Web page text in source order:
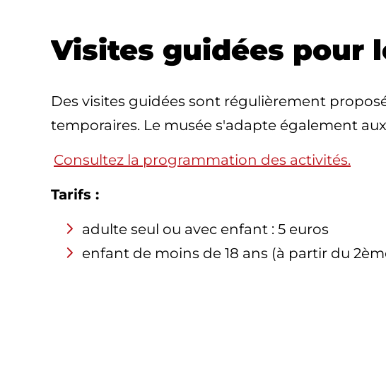
Visites guidées pour
Des visites guidées sont régulièrement
temporaires. Le musée s'adapte également
Consultez la programmation des activités.
Tarifs :
adulte seul ou avec enfant : 5 euros
enfant de moins de 18 ans (à partir du